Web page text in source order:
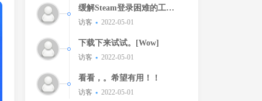
缓解Steam登录困难的工
具！！
访客 2022-05-01
下载下来试试。[Wow]
访客 2022-05-01
看看，。希望有用！！
访客 2022-05-01